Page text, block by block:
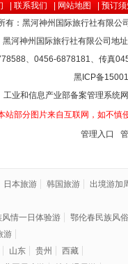
联系我们 网站地图 预订须
有：黑河神州国际旅行社有限公
黑河神州国际旅行社有限公司地
、0456-6878181、传真
黑ICP备
工业和信息产业部备案管理系统
站部分图片来自互联网，如不慎
管理入口
日本旅游 韩国旅游
出境游加
情一日体验游
鄂伦春民族风
游
山东 贵州
西藏